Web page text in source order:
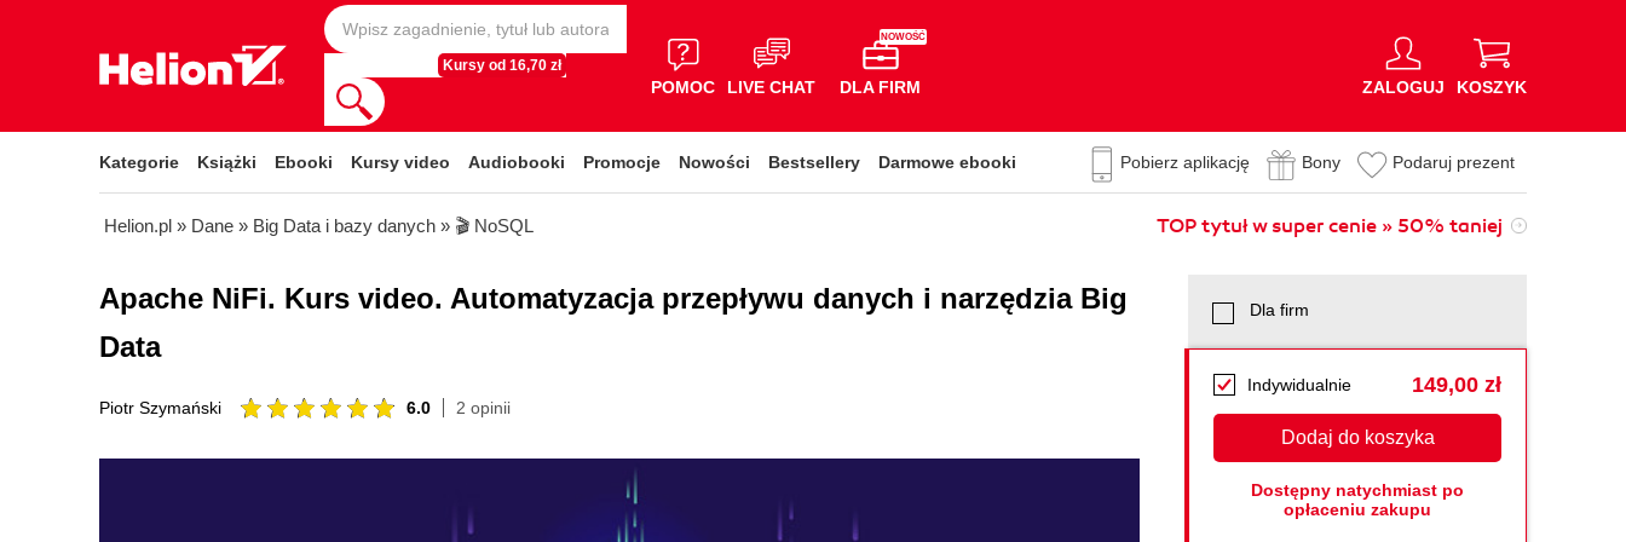
Kursy od 16,70 zł
POMOC LIVE CHAT
NOWOŚĆ
DLA FIRM ZALOGUJ KOSZYK
Kategorie Książki Ebooki Kursy video Audiobooki Promocje Nowości Bestsellery Darmowe ebooki Pobierz aplikację Bony Podaruj prezent
Helion.pl » Dane » Big Data i bazy danych » 🎬 NoSQL TOP tytuł w super cenie » 50% taniej
Apache NiFi. Kurs video. Automatyzacja przepływu danych i narzędzia Big
Data
Piotr Szymański 6.0 2 opinii
Dla firm
Indywidualnie 149,00 zł
Dodaj do koszyka
Dostępny natychmiast po
opłaceniu zakupu